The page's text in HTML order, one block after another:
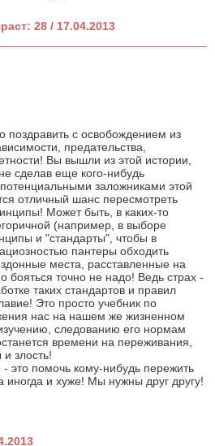
28 / 17.04.2013
с освобождением из
предательства,
Вы вышли из этой истории,
сделав еще кого-нибудь
заложниками этой
отличный шанс пересмотреть
Может быть, в каких-то
(например, в выборе
и "стандарты", чтобы в
пантеры обходить
места, расставленные на
точно не надо! Ведь страх -
таких стандартов и правил
Это просто учебник по
нас на нашем же жизненном
следованию его нормам
времени на переживания,
злость!
это помочь кому-нибудь пережить
иногда и хуже! Мы нужны друг другу!